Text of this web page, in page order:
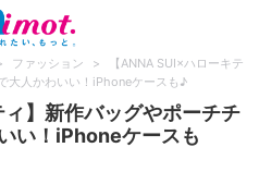
ファッション >
【ANNA SUI×ハローキテ
大人かわいい！iPhoneケースも♪
ィ】新作バッグやポーチチ
い！iPhoneケースも